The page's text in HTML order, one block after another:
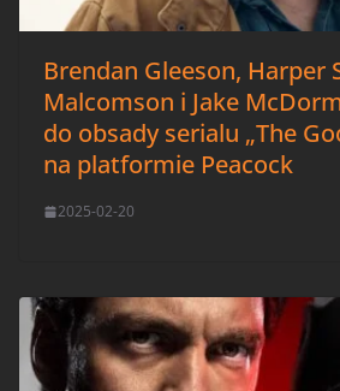
Brendan Gleeson, Harper
Malcomson i Jake
do obsady serialu „The
na platformie Peacock
2025-02-20